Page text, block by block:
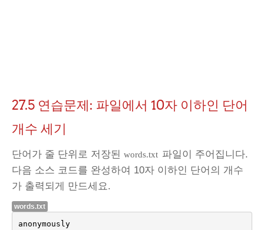
27.5 연습문제: 파일에서 10자 이하인 단어
개수 세기
단어가 줄 단위로 저장된 words.txt 파일이 주어집니다.
다음 소스 코드를 완성하여 10자 이하인 단어의 개수
가 출력되게 만드세요.
words.txt
anonymously